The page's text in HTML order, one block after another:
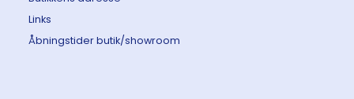
Links
Åbningstider butik/showroom